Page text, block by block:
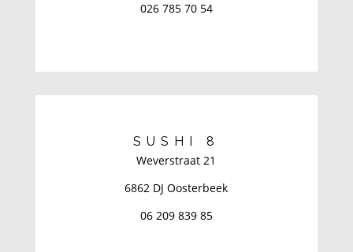
026 785 70 54
SUSHI 8
Weverstraat 21
6862 DJ Oosterbeek
06 209 839 85